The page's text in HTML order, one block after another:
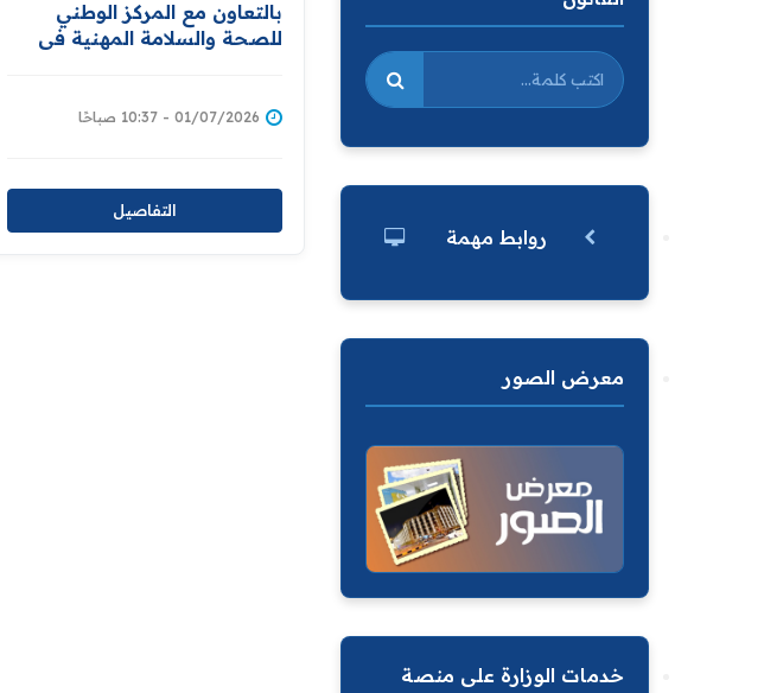
بالتعاون مع المركز الوطني
للصحة والسلامة المهنية في
يقيم ورشة خاصة بحوادث
01/07/2026 - 10:37 صباحًا
التفاصيل
روابط مهمة
معرض الصور
خدمات الوزارة على منصة